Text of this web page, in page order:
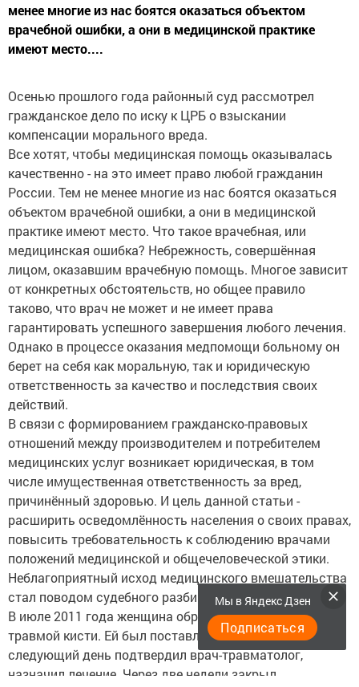
менее многие из нас боятся оказаться объектом
врачебной ошибки, а они в медицинской практике
имеют место....
Осенью прошлого года районный суд рассмотрел
гражданское дело по иску к ЦРБ о взыскании
компенсации морального вреда.
Все хотят, чтобы медицинская помощь оказывалась
качественно - на это имеет право любой гражданин
России. Тем не менее многие из нас боятся оказаться
объектом врачебной ошибки, а они в медицинской
практике имеют место. Что такое врачебная, или
медицинская ошибка? Небрежность, совершённая
лицом, оказавшим врачебную помощь. Многое зависит
от конкретных обстоятельств, но общее правило
таково, что врач не может и не имеет права
гарантировать успешного завершения любого лечения.
Однако в процессе оказания медпомощи больному он
берет на себя как моральную, так и юридическую
ответственность за качество и последствия своих
действий.
В связи с формированием гражданско-правовых
отношений между производителем и потребителем
медицинских услуг возникает юридическая, в том
числе имущественная ответственность за вред,
причинённый здоровью. И цель данной статьи -
расширить осведомлённость населения о своих правах,
повысить требовательность к соблюдению врачами
положений медицинской и общечеловеческой этики.
Неблагоприятный исход медицинского вмешательства
стал поводом судебного разбирательства.
В июле 2011 года женщина обратилась в ЦРБ с
травмой кисти. Ей был поставлен диагноз, который на
следующий день подтвердил врач-травматолог,
назначил лечение. Через две недели закрыл
Мы в Яндекс Дзен
Подписаться